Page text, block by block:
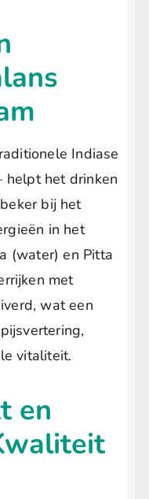
Indiase
het drinken
bij het
in het
(water) en Pitta
met
wat een
vitaliteit.
en